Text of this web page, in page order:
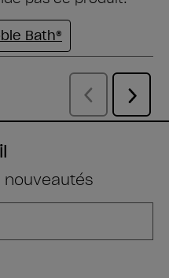
nouveautés